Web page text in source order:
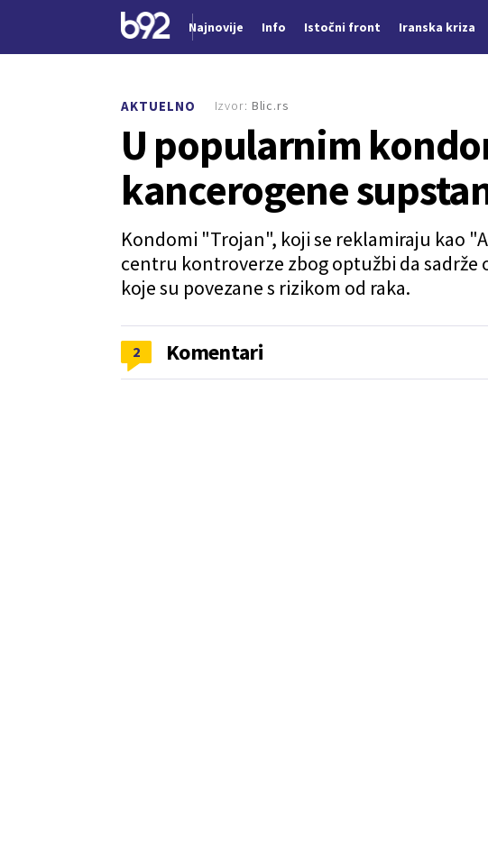
Najnovije Info Istočni front Iranska kriza
AKTUELNO
U popularnim
kancerogene
Kondomi "Trojan", koji se reklamiraju kao
centru kontroverze zbog optužbi da sadrže
koje su povezane s rizikom od raka.
Izvor: Blic.rs
2 Komentari